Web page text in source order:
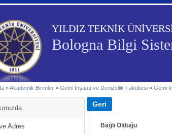
YILDIZ TEKNİK
Bologna Bilgi
»Akademik Birimler »Gemi İnşaatı ve Denizcilik Fakültesi »Gemi
Adres
Bağlı Olduğu